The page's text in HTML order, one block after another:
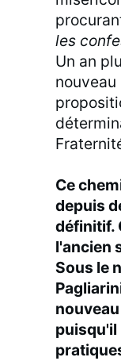
les
Un an
Ce
depuis
définitif.
l'ancien
Sous le
puisqu'il